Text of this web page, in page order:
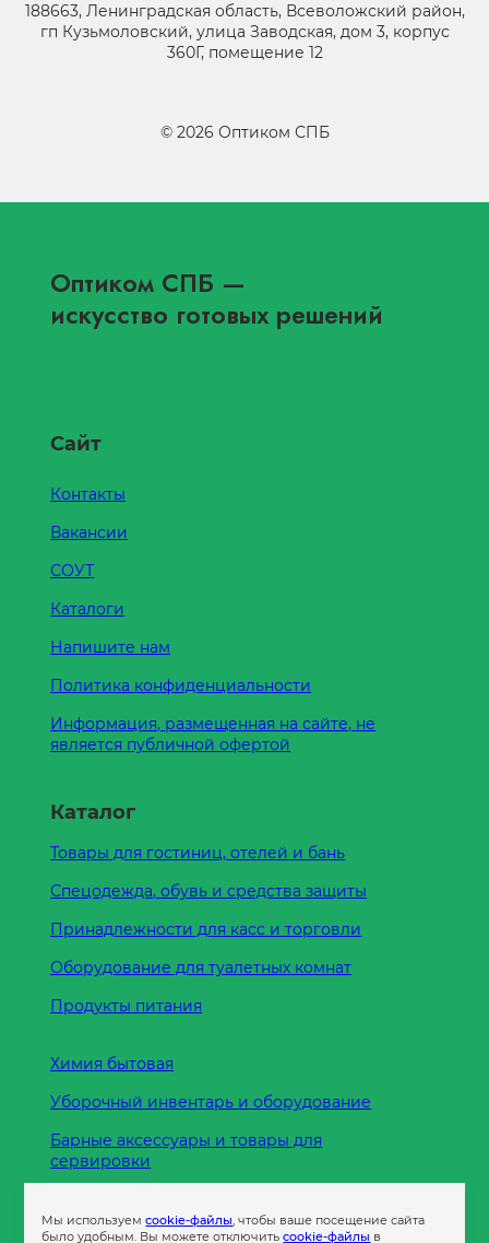
188663, Ленинградская область, Всеволожский район,
гп Кузьмоловский, улица Заводская, дом 3, корпус
360Г, помещение 12
© 2026 Оптиком СПБ
Оптиком СПБ —
искусство готовых решений
Сайт
Контакты
Вакансии
СОУТ
Каталоги
Напишите нам
Политика конфиденциальности
Информация, размещенная на сайте, не
является публичной офертой
Каталог
Товары для гостиниц, отелей и бань
Спецодежда, обувь и средства защиты
Принадлежности для касс и торговли
Оборудование для туалетных комнат
Продукты питания
Химия бытовая
Уборочный инвентарь и оборудование
Барные аксессуары и товары для
сервировки
Пленка
Мы используемcookie-файлы, чтобы ваше посещение сайта
было удобным. Вы можете отключитьcookie-файлы в